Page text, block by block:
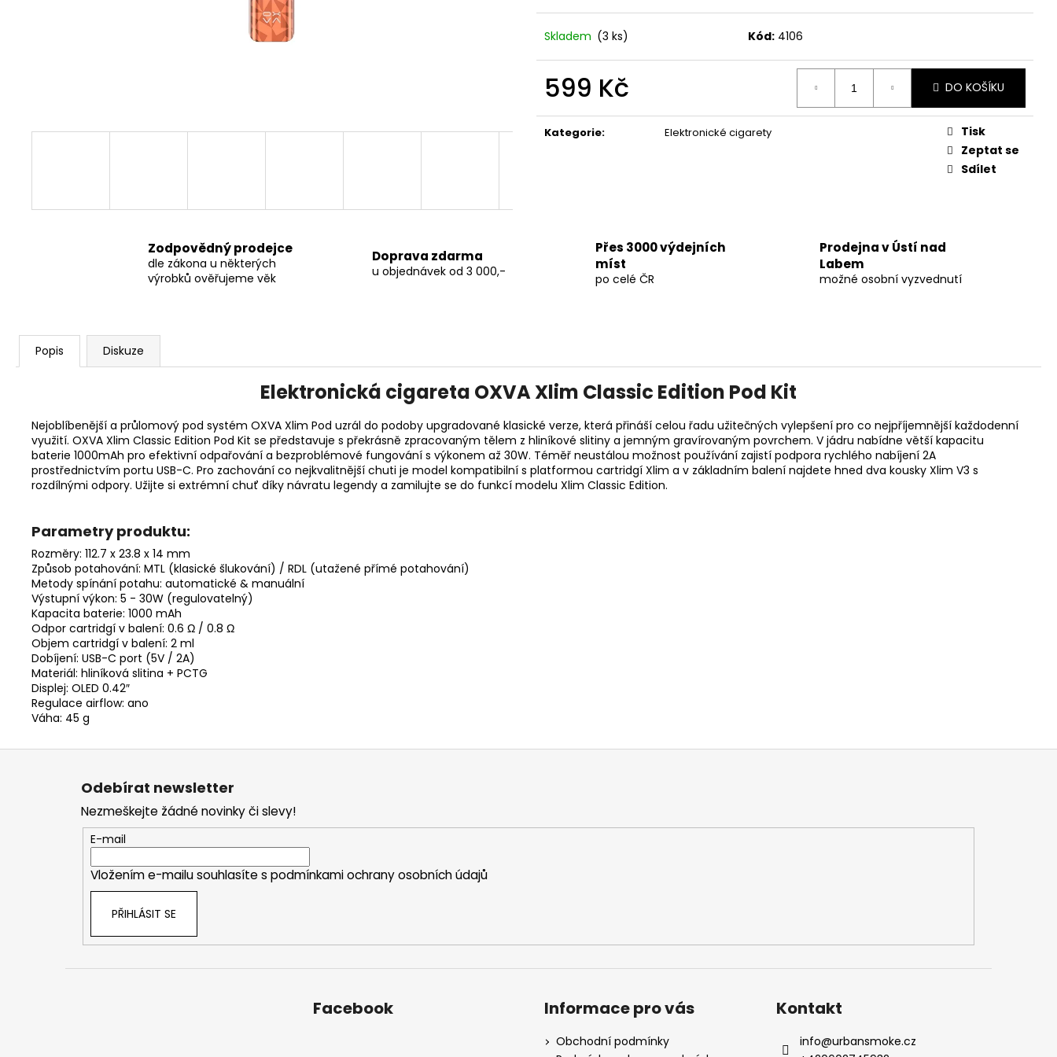
Skladem (3 ks) Kód: 4106
599 Kč
cena:
DO KOŠÍKU
Kategorie: Elektronické cigarety
Tisk
Zeptat se
Sdílet
Zodpovědný prodejce
dle zákona u některých
výrobků ověřujeme věk
Doprava zdarma
u objednávek od 3 000,-
Přes 3000 výdejních
míst
po celé ČR
Prodejna v Ústí nad
Labem
možné osobní vyzvednutí
Popis Diskuze
Elektronická cigareta OXVA Xlim Classic Edition Pod Kit
Nejoblíbenější a průlomový pod systém OXVA Xlim Pod uzrál do podoby upgradované klasické verze, která přináší celou řadu užitečných vylepšení pro co nejpříjemnější každodenní
využití. OXVA Xlim Classic Edition Pod Kit se představuje s překrásně zpracovaným tělem z hliníkové slitiny a jemným gravírovaným povrchem. V jádru nabídne větší kapacitu
baterie 1000mAh pro efektivní odpařování a bezproblémové fungování s výkonem až 30W. Téměř neustálou možnost používání zajistí podpora rychlého nabíjení 2A
prostřednictvím portu USB-C. Pro zachování co nejkvalitnější chuti je model kompatibilní s platformou cartridgí Xlim a v základním balení najdete hned dva kousky Xlim V3 s
rozdílnými odpory. Užijte si extrémní chuť díky návratu legendy a zamilujte se do funkcí modelu Xlim Classic Edition.
Parametry produktu:
Rozměry: 112.7 x 23.8 x 14 mm
Způsob potahování: MTL (klasické šlukování) / RDL (utažené přímé potahování)
Metody spínání potahu: automatické & manuální
Výstupní výkon: 5 - 30W (regulovatelný)
Kapacita baterie: 1000 mAh
Odpor cartridgí v balení: 0.6 Ω / 0.8 Ω
Objem cartridgí v balení: 2 ml
Dobíjení: USB-C port (5V / 2A)
Materiál: hliníková slitina + PCTG
Displej: OLED 0.42″
Regulace airflow: ano
Váha: 45 g
Původně:
Z
Odebírat newsletter
Nezmeškejte žádné novinky či slevy!
E-mail
Vložením e-mailu souhlasíte s podmínkami ochrany osobních údajů
PŘIHLÁSIT SE
Facebook Informace pro vás
Obchodní podmínky
Kontakt
info@urbansmoke.cz